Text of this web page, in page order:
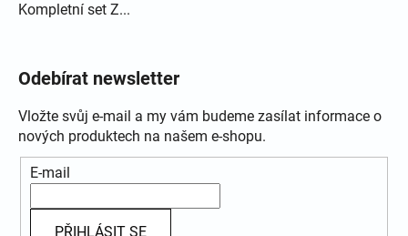
Kompletní set Z...
Odebírat newsletter
Vložte svůj e-mail a my vám budeme zasílat informace o
nových produktech na našem e-shopu.
E-mail
PŘIHLÁSIT SE